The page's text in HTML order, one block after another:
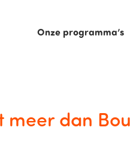
Onze programma’s
meer dan